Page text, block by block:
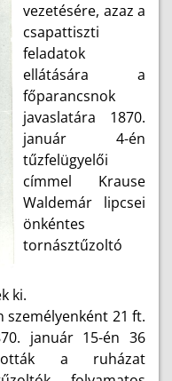
vezetésére, azaz a
csapattiszti
feladatok
ellátására a
főparancsnok
javaslatára 1870.
január 4-én
tűzfelügyelői
címmel Krause
Waldemár lipcsei
önkéntes
tornásztűzoltó
ki.
21 ft.
január 15-én 36
a ruházat